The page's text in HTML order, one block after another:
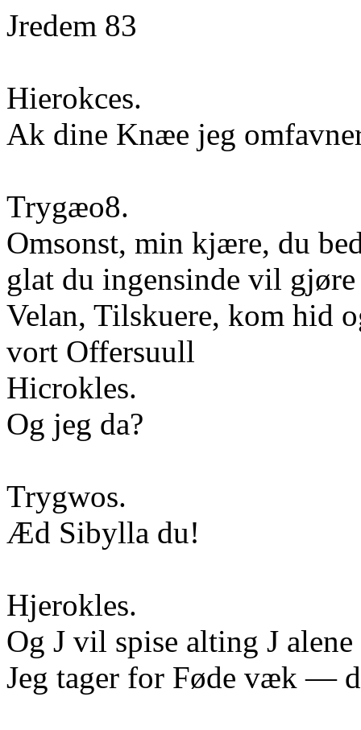
Jredem 83
Hierokces.
Ak dine Knæe jeg
Trygæo8.
Omsonst, min kjære, du
glat du ingensinde vil
Velan, Tilskuere, kom hid
vort Offersuull
Hicrokles.
Og jeg da?
Trygwos.
Æd Sibylla du!
Hjerokles.
Og J vil spise alting J alene
Jeg tager for Føde væk —